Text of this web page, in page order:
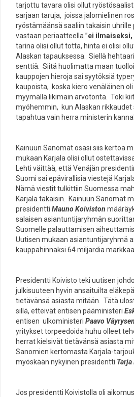
tarjottu tavara olisi ollut
sarjaan taruja, joissa jalomielinen
ryöstämäänsä saaliin takaisin uhrille
vastaan periaatteella ”ei ilmaiseksi,
tarina olisi ollut totta, hinta ei olisi
Alaskan tapauksessa. Siellä
senttiä. Siitä huolimatta maan
kauppojen hieroja sai syytöksiä
kaupoista, koska kiero venäläinen
myymällä likimain arvotonta. Toki
myöhemmin, kun Alaskan rikkaudet
tapahtua vain herra ministerin
Kainuun Sanomat osasi siis kertoa
mukaan Karjala olisi ollut
Lehti väittää, että Venäjän
Suomi sai epävirallisia viestejä
Nämä viestit tulkittiin Suomessa
Karjala takaisin. Kainuun Sanomat
presidentti Mauno Koiviston
salaisen asiantuntijaryhmän
Suomelle palauttamisen
Uutisen mukaan asiantuntijaryhmä
kauppahinnaksi 64 miljardia markkaa.
Presidentti Koivisto teki uutisen
julkisuuteen hyvin ansaituilta
tietävänsä asiasta mitään. Tätä
sillä, etteivät entisen pääministeri
entisen ulkoministeri Paavo Väyrysen
yritykset torpeedoida huhu olleet
herrat kielsivät tietävänsä asiasta
Sanomien kertomasta Karjala-
myöskään nykyinen presidentti
Jos presidentti Koivistolla oli